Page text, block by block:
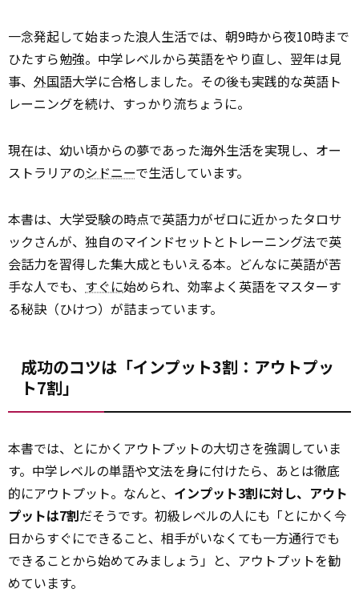
一念発起して始まった浪人生活では、朝9時から夜10時まで
ひたすら勉強。中学レベルから英語をやり直し、翌年は見
事、 外国語大学に合格しました。その後も実践的な英語ト
レーニングを続け、すっかり流ちょうに。
現在は、幼い頃からの夢であった海外生活を実現し、オー
ストラリアのシドニーで生活しています。
本書は、大学受験の時点で英語力がゼロに近かったタロサ
ックさんが、独自のマインドセットとトレーニング法で英
会話力を習得した集大成ともいえる本。どんなに英語が苦
手な人でも、 すぐに始められ、効率よく英語をマスターす
る秘訣（ひけつ）が詰まっています。
成功のコツは「インプット3割：アウトプッ
ト7割」
本書では、とにかくアウトプットの大切さを強調していま
す。中学レベルの単語や文法を身に付けたら、あとは徹底
的にアウトプット。なんと、 インプット3割に対し、アウト
プットは7割だそうです。初級レベルの人にも「とにかく今
日からすぐにできること、相手がいなくても一方通行でも
できることから始めてみましょう」と、アウトプットを勧
めています。